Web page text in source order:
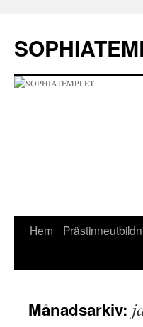
innehåll
Hem
Månadsarkiv: